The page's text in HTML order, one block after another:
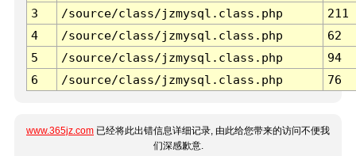
3 /source/class/jzmysql.class.php
211
4
/source/class/jzmysql.class.php
62
5
/source/class/jzmysql.class.php
94
6
/source/class/jzmysql.class.php 76
www.365jz.com 已经将此出错信息详细记录, 由此给您带来的访问不便我
们深感歉意.